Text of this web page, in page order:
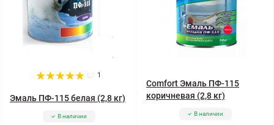
1
Эмаль ПФ-115 белая (2,8 кг)
В наличии
Comfort Эмаль ПФ-115
коричневая (2,8 кг)
В наличии